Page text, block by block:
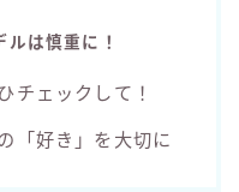
は慎重に！
チェックして！
「好き」を大切に